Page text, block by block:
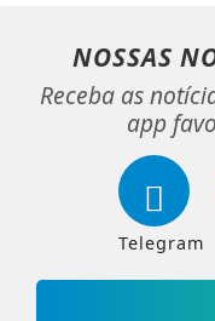
NOSSAS
Receba as
app
Telegram